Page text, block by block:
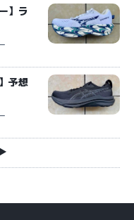
】ラ
予想